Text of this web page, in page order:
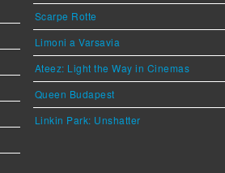
Scarpe Rotte
Limoni a Varsavia
Ateez: Light the Way in Cinemas
Queen Budapest
Linkin Park: Unshatter